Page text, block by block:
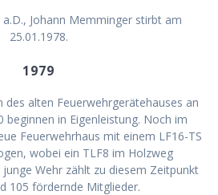
Johann Memminger stirbt am
25.01.1978.
1979
alten Feuerwehrgerätehauses an
beginnen in Eigenleistung. Noch im
Feuerwehrhaus mit einem LF16-TS
wobei ein TLF8 im Holzweg
Wehr zählt zu diesem Zeitpunkt
105 fördernde Mitglieder.